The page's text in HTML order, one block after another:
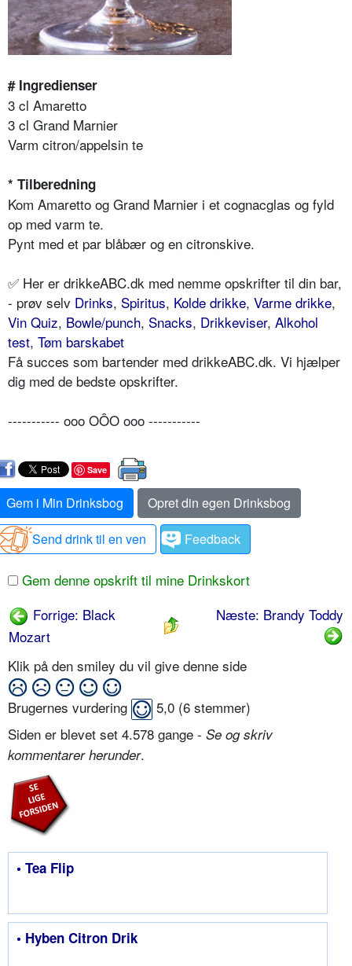
# Ingredienser
3 cl Amaretto
3 cl Grand Marnier
Varm citron/appelsin te
* Tilberedning
Kom Amaretto og Grand Marnier i et cognacglas og fyld
op med varm te.
Pynt med et par blåbær og en citronskive.
✅ Her er drikkeABC.dk med nemme opskrifter til din bar,
- prøv selv Drinks, Spiritus, Kolde drikke, Varme drikke,
Vin Quiz, Bowle/punch, Snacks, Drikkeviser, Alkohol
test, Tøm barskabet
Få succes som bartender med drikkeABC.dk. Vi hjælper
dig med de bedste opskrifter.
----------- ooo OÔO ooo -----------
Save
Gem i Min Drinksbog
Opret din egen Drinksbog
Send drink til en ven
Feedback
Gem denne opskrift til mine Drinkskort
Forrige: Black
Mozart
Næste: Brandy Toddy
Klik på den smiley du vil give denne side
Brugernes vurdering 5,0 (6 stemmer)
Siden er blevet set 4.578 gange - Se og skriv
kommentarer herunder.
• Tea Flip
• Hyben Citron Drik